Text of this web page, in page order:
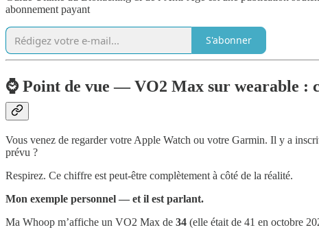
abonnement payant
S'abonner
⌚ Point de vue — VO2 Max sur wearable :
Vous venez de regarder votre Apple Watch ou votre Garmin. Il y a
prévu ?
Respirez. Ce chiffre est peut-être complètement à côté de la réalité.
Mon exemple personnel — et il est parlant.
Ma Whoop m’affiche un VO2 Max de 34 (elle était de 41 en octobre